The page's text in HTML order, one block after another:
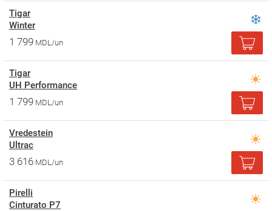
Tigar
Winter
1 799 MDL/un
Tigar
UH Performance
1 799 MDL/un
Vredestein
Ultrac
3 616 MDL/un
Pirelli
Cinturato P7